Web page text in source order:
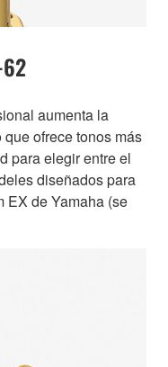
aumenta la
ofrece tonos más
para elegir entre el
diseñados para
EX de Yamaha (se